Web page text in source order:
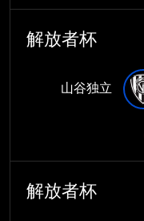
解放者杯
山谷独立
解放者杯